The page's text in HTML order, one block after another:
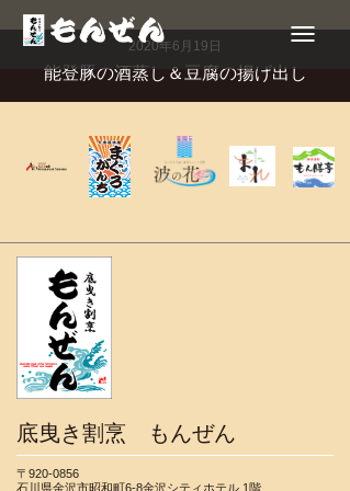
Toggle
navigation
2020年6月19日
能登豚の酒蒸し＆豆腐の揚げ出し
底曳き割烹 もんぜん
〒920-0856
石川県金沢市昭和町6-8金沢シティホテル 1階